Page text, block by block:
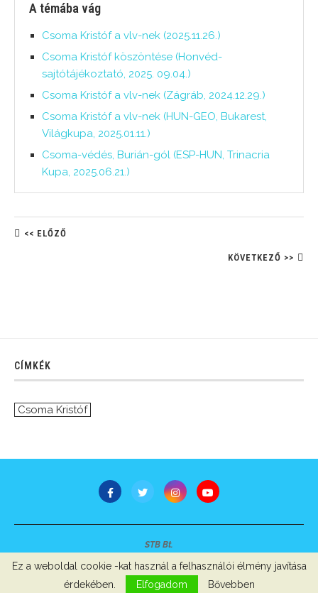
A témába vág
Csoma Kristóf a vlv-nek (2025.11.26.)
Csoma Kristóf köszöntése (Honvéd-
sajtótájékoztató, 2025. 09.04.)
Csoma Kristóf a vlv-nek (Zágráb, 2024.12.29.)
Csoma Kristóf a vlv-nek (HUN-GEO, Bukarest,
Világkupa, 2025.01.11.)
Csoma-védés, Burián-gól (ESP-HUN, Trinacria
Kupa, 2025.06.21.)
<< ELŐZŐ
KÖVETKEZŐ >>
CÍMKÉK
Csoma Kristóf
STB Bt.
Szerzői jogok, adatvédelem Impresszum
Ez a weboldal cookie -kat használ a felhasználói élmény javítása
érdekében.
Elfogadom Bővebben